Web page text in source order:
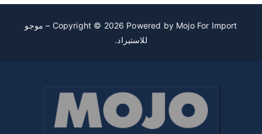
Copyright © 2026 Powered byMojo For Import – موجو
للاستيراد.